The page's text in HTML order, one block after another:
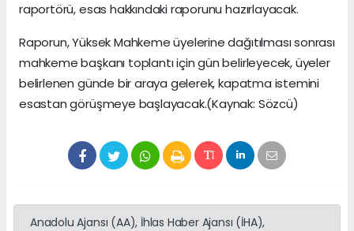
raportörü, esas hakkındaki raporunu hazırlayacak.
Raporun, Yüksek Mahkeme üyelerine dağıtılması sonrası
mahkeme başkanı toplantı için gün belirleyecek, üyeler
belirlenen günde bir araya gelerek, kapatma istemini
esastan görüşmeye başlayacak.(Kaynak: Sözcü)
Anadolu Ajansı (AA), İhlas Haber Ajansı (İHA),